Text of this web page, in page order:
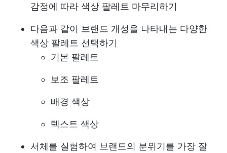
감정에 따라 색상 팔레트 마무리하기
다음과 같이 브랜드 개성을 나타내는 다양한
색상 팔레트 선택하기
기본 팔레트
보조 팔레트
배경 색상
텍스트 색상
서체를 실험하여 브랜드의 분위기를 가장 잘